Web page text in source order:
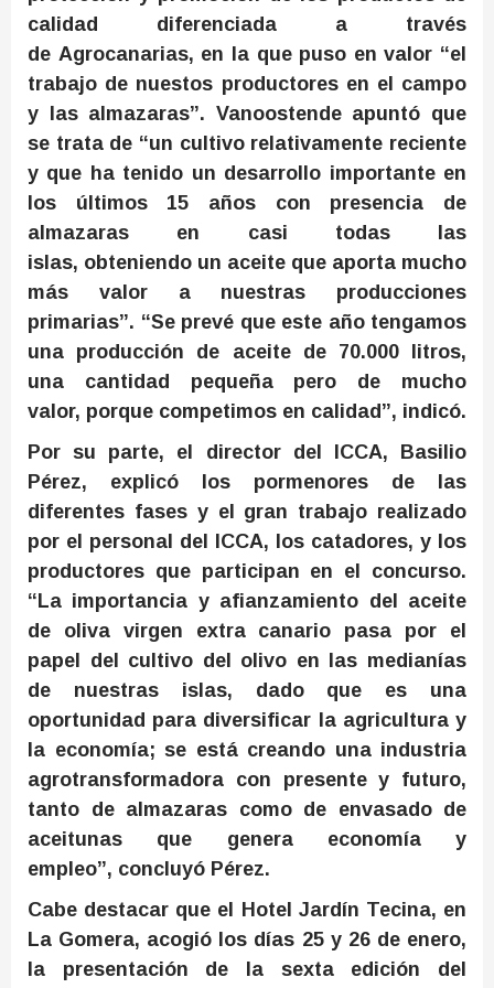
calidad diferenciada a través
de Agrocanarias, en la que puso en valor “el
trabajo de nuestos productores en el campo
y las almazaras”. Vanoostende apuntó que
se trata de “un cultivo relativamente reciente
y que ha tenido un desarrollo importante en
los últimos 15 años con presencia de
almazaras en casi todas las
islas, obteniendo un aceite que aporta mucho
más valor a nuestras producciones
primarias”. “Se prevé que este año tengamos
una producción de aceite de 70.000 litros,
una cantidad pequeña pero de mucho
valor, porque competimos en calidad”, indicó.
Por su parte, el director del ICCA, Basilio
Pérez, explicó los pormenores de las
diferentes fases y el gran trabajo realizado
por el personal del ICCA,
los catadores, y los
productores que participan en el
concurso.
“La importancia y afianzamiento del aceite
de oliva virgen extra canario pasa por el
papel del cultivo del olivo en las medianías
de nuestras islas, dado que es una
oportunidad para diversificar la agricultura y
la economía; se está creand o una industria
agrotransformadora con presente y futuro,
tanto de almazaras como de envasado de
aceitunas que genera economía y
empleo”, concluyó Pérez.
Cabe destacar que e l Hotel Jardín Tecina, en
La Gomera, acogió los días 25 y 26 de enero,
la presentación de la sexta edición del